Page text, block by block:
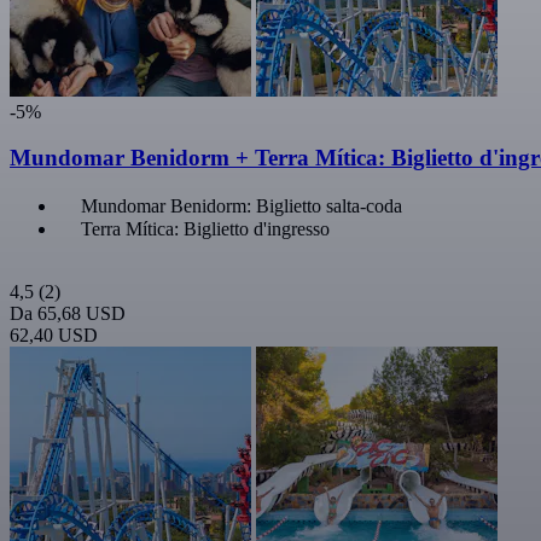
-5%
Mundomar Benidorm + Terra Mítica: Biglietto
Mundomar Benidorm: Biglietto salta-coda
Terra Mítica: Biglietto d'ingresso
4,5 (2)
Da 65,68 USD
62,40 USD